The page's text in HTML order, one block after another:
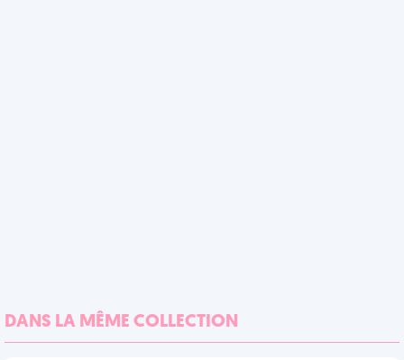
DANS LA MÊME COLLECTION